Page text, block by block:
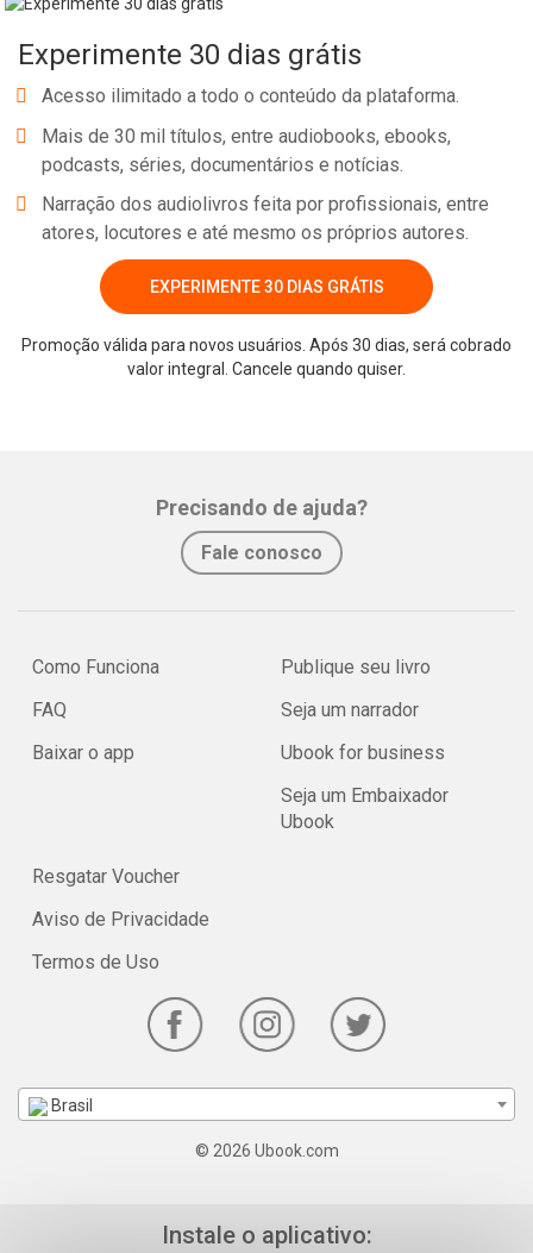
Experimente 30 dias grátis
Acesso ilimitado a todo o conteúdo da plataforma.
Mais de 30 mil títulos, entre audiobooks, ebooks,
podcasts, séries, documentários e notícias.
Narração dos audiolivros feita por profissionais, entre
atores, locutores e até mesmo os próprios autores.
EXPERIMENTE 30 DIAS GRÁTIS
Promoção válida para novos usuários. Após 30 dias, será cobrado
valor integral. Cancele quando quiser.
Precisando de ajuda?
Fale conosco
Como Funciona
FAQ
Baixar o app
Publique seu livro
Seja um narrador
Ubook for business
Seja um Embaixador
Ubook
Resgatar Voucher
Aviso de Privacidade
Termos de Uso
Brasil
© 2026 Ubook.com
Instale o aplicativo: